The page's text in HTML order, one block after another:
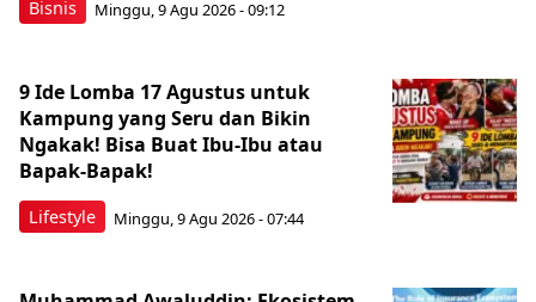
Bisnis Minggu, 9 Agu 2026 - 09:12
Lifestyle
9 Ide Lomba 17 Agustus untuk
Kampung yang Seru dan Bikin
Ngakak! Bisa Buat Ibu-Ibu atau
Bapak-Bapak!
Minggu, 9 Agu 2026 - 07:44